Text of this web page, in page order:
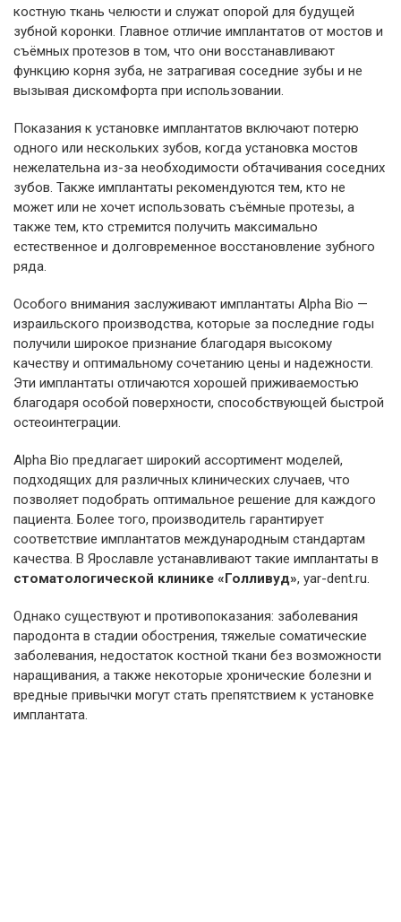
костную ткань челюсти и служат опорой для будущей
зубной коронки. Главное отличие имплантатов от мостов и
съёмных протезов в том, что они восстанавливают
функцию корня зуба, не затрагивая соседние зубы и не
вызывая дискомфорта при использовании.
Показания к установке имплантатов включают потерю
одного или нескольких зубов, когда установка мостов
нежелательна из-за необходимости обтачивания соседних
зубов. Также имплантаты рекомендуются тем, кто не
может или не хочет использовать съёмные протезы, а
также тем, кто стремится получить максимально
естественное и долговременное восстановление зубного
ряда.
Особого внимания заслуживают имплантаты Alpha Bio —
израильского производства, которые за последние годы
получили широкое признание благодаря высокому
качеству и оптимальному сочетанию цены и надежности.
Эти имплантаты отличаются хорошей приживаемостью
благодаря особой поверхности, способствующей быстрой
остеоинтеграции.
Alpha Bio предлагает широкий ассортимент моделей,
подходящих для различных клинических случаев, что
позволяет подобрать оптимальное решение для каждого
пациента. Более того, производитель гарантирует
соответствие имплантатов международным стандартам
качества. В Ярославле устанавливают такие имплантаты в
стоматологической клинике «Голливуд», yar-dent.ru.
Однако существуют и противопоказания: заболевания
пародонта в стадии обострения, тяжелые соматические
заболевания, недостаток костной ткани без возможности
наращивания, а также некоторые хронические болезни и
вредные привычки могут стать препятствием к установке
имплантата.